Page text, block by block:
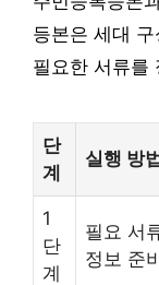
등본은 세대
필요한 서류를
단
계
실행 방
1
단
계
필요 서
정보 준